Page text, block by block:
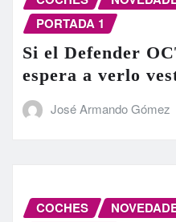
PORTADA 1
Si el Defender
espera a verlo
José Armando Gómez
COCHES